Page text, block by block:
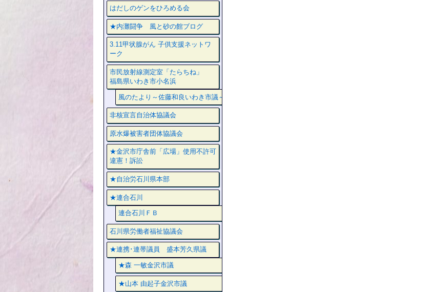
はだしのゲンをひろめる会
★内灘闘争 風と砂の館ブログ
3.11甲状腺がん 子供支援ネットワ
ーク
市民放射線測定室「たらちね」
福島県いわき市小名浜
風のたより～佐藤和良いわき市議～
非核宣言自治体協議会
原水爆被害者団体協議会
★金沢市庁舎前「広場」使用不許可
違憲！訴訟
★自治労石川県本部
★連合石川
連合石川ＦＢ
石川県労働者福祉協議会
★連携･連帯議員 盛本芳久県議
★森 一敏金沢市議
★山本 由起子金沢市議